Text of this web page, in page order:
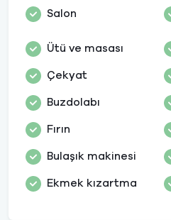
Salon
Ütü ve masası
Çekyat
Buzdolabı
Fırın
Bulaşık makinesi
Ekmek kızartma